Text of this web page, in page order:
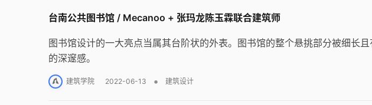
台南公共图书馆 / Mecanoo + 张玛龙陈玉霖联合建筑师
图书馆设计的一大亮点当属其台阶状的外表。图书馆的整个悬挑部分被细长
的深邃感。
建筑学院 2022-06-13 • 建筑设计